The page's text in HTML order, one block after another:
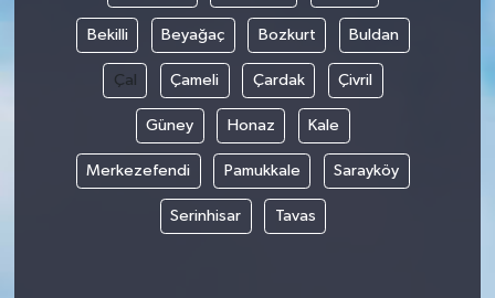
Bekilli Beyağaç Bozkurt Buldan
Çal Çameli Çardak Çivril
Güney Honaz Kale
Merkezefendi Pamukkale Sarayköy
Serinhisar Tavas